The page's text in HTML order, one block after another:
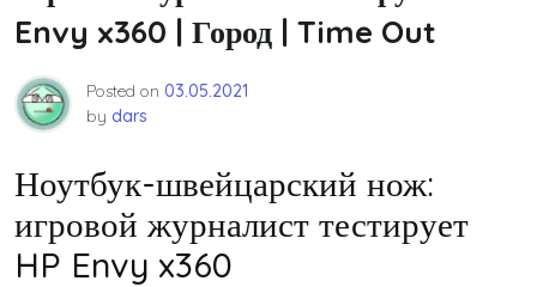
Envy x360 | Город | Time Out
Posted on 03.05.2021
by dars
Ноутбук-швейцарский нож:
игровой журналист тестирует
HP Envy x360